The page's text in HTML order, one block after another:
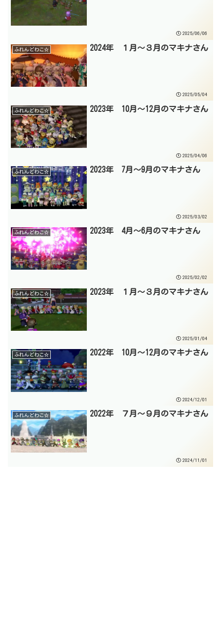
2025/06/06
ふれんどわこ☆ 2024年 １月～３月のマキナさん
2025/05/04
ふれんどわこ☆ 2023年 10月～12月のマキナさん
2025/04/06
ふれんどわこ☆ 2023年 7月～9月のマキナさん
2025/03/02
ふれんどわこ☆ 2023年 4月～6月のマキナさん
2025/02/02
ふれんどわこ☆ 2023年 １月～３月のマキナさん
2025/01/04
ふれんどわこ☆ 2022年 10月～12月のマキナさん
2024/12/01
ふれんどわこ☆ 2022年 ７月～９月のマキナさん
2024/11/01